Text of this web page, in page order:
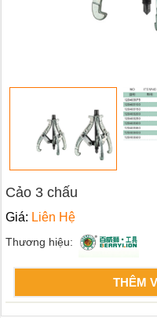
Cảo 3 chấu
Giá: Liên Hệ
Thương hiệu:
THÊM